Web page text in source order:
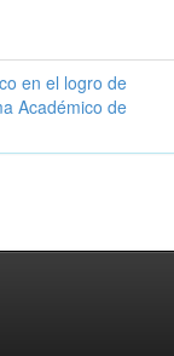
en el logro de
Académico de